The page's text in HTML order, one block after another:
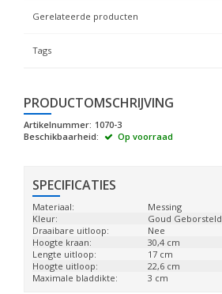
Gerelateerde producten
Tags
PRODUCTOMSCHRIJVING
Artikelnummer: 1070-3
Beschikbaarheid:
Op voorraad
SPECIFICATIES
Materiaal:
Messing
Kleur:
Goud Geborsteld
Draaibare uitloop:
Nee
Hoogte kraan:
30,4 cm
Lengte uitloop:
17 cm
Hoogte uitloop:
22,6 cm
Maximale bladdikte:
3 cm